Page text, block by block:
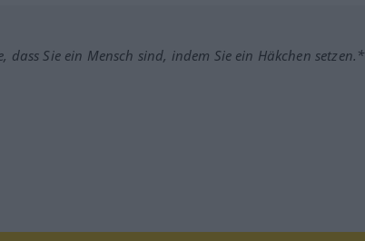
dass Sie ein Mensch sind, indem Sie ein Häkchen setzen.*